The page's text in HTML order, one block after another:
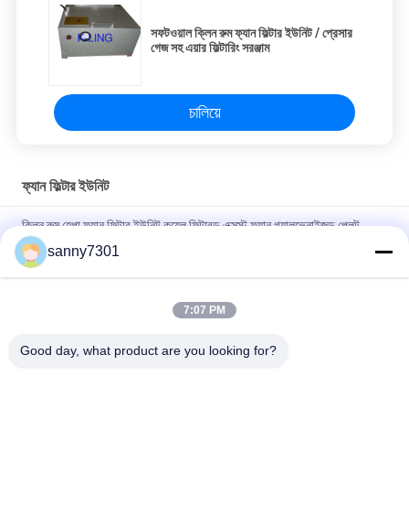
সফটওয়াল ক্লিন রুম ফ্যান ফিল্টার ইউনিট / প্রেসার
গেজ সহ এয়ার ফিল্টারিং সরঞ্জাম
চালিয়ে
ফ্যান ফিল্টার ইউনিট
ক্লিন রুম হেপা ফ্যান ফিল্টার ইউনিট কয়েল ফিল্টারড এক্সস্ট ফ্যান গ্যালভেনাইজড প্লেট
সর্বোত্তম বায়ু প্রবাহ এবং পরিষ্কার রুম পরিবেশের জন্য 200 সিএফএম প্লাস্টিকের ফ্যান
ফিল্টার ইউনিট
গ্যালভানাইজড শীট ফ্যান ফিল্টার ইউনিট 125 কেজি ওজনের এবং 45 ডিবি এর কম শব্দ
sanny7301
7:07 PM
Good day, what product are you looking for?